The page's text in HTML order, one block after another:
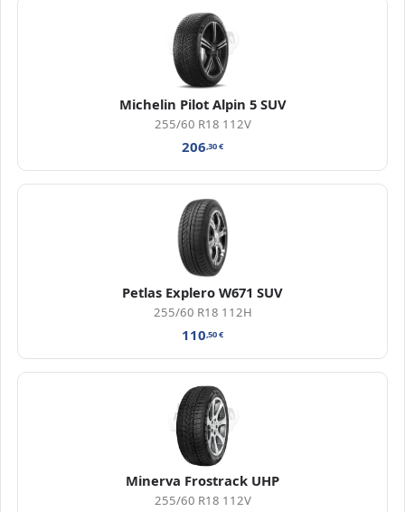
Michelin Pilot Alpin 5 SUV
255/60 R18 112V
206,30€
Petlas Explero W671 SUV
255/60 R18 112H
110,50€
Minerva Frostrack UHP
255/60 R18 112V